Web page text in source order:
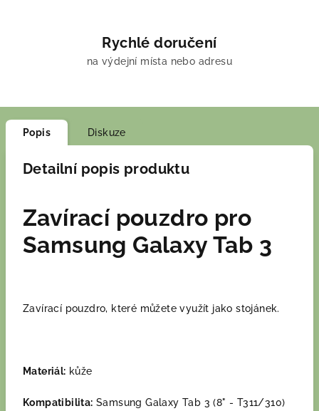
Rychlé doručení
na výdejní místa nebo adresu
Popis Diskuze
Detailní popis produktu
Zavírací pouzdro pro
Samsung Galaxy Tab 3
Zavírací pouzdro, které můžete využít jako stojánek.
Materiál: kůže
Kompatibilita: Samsung Galaxy Tab 3 (8" - T311/310)